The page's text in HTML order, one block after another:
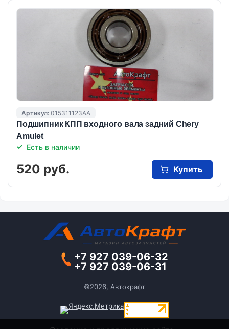
Артикул: 015311123AA
Подшипник КПП входного вала задний Chery
Amulet
Есть в наличии
520 руб. Купить
+7 927 039-06-32
+7 927 039-06-31
©2026, Автокрафт